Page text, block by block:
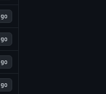
go
go
go
go